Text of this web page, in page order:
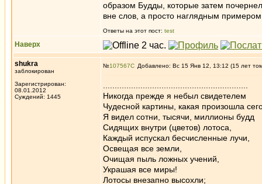
образом Будды, которые затем
вне слов, а просто наглядным
Ответы на этот пост: test
Наверх
shukra
заблокирован
Зарегистрирован:
08.01.2012
Суждений: 1445
№107567 Добавлено: Вс 15 Янв 12, 13:12 (15 лет
Никогда прежде я небыл свидетелем
Чудесной картины, какая произошла
Я видел сотни, тысячи, миллионы будд
Сидящих внутри (цветов) лотоса,
Каждый испускал бесчисленные лучи,
Освещая все земли,
Очищая пыль ложных учений,
Украшая все миры!
Лотосы внезапно высохли;